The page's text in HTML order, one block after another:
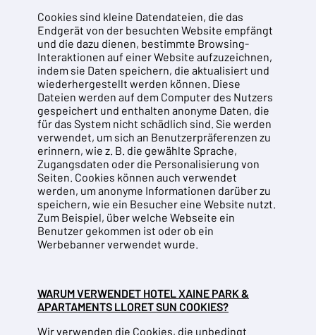
Cookies sind kleine Datendateien, die das
Endgerät von der besuchten Website empfängt
und die dazu dienen, bestimmte Browsing-
Interaktionen auf einer Website aufzuzeichnen,
indem sie Daten speichern, die aktualisiert und
wiederhergestellt werden können. Diese
Dateien werden auf dem Computer des Nutzers
gespeichert und enthalten anonyme Daten, die
für das System nicht schädlich sind. Sie werden
verwendet, um sich an Benutzerpräferenzen zu
erinnern, wie z. B. die gewählte Sprache,
Zugangsdaten oder die Personalisierung von
Seiten. Cookies können auch verwendet
werden, um anonyme Informationen darüber zu
speichern, wie ein Besucher eine Website nutzt.
Zum Beispiel, über welche Webseite ein
Benutzer gekommen ist oder ob ein
Werbebanner verwendet wurde.
WARUM VERWENDET HOTEL XAINE PARK &
APARTAMENTS LLORET SUN COOKIES?
Wir verwenden die Cookies, die unbedingt